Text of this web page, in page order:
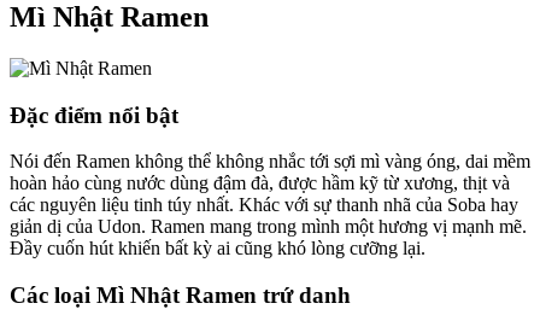
Mì Nhật Ramen
Đặc điểm nổi bật
Nói đến Ramen không thể không nhắc tới sợi mì vàng óng, dai mềm
hoàn hảo cùng nước dùng đậm đà, được hầm kỹ từ xương, thịt và
các nguyên liệu tinh túy nhất. Khác với sự thanh nhã của Soba hay
giản dị của Udon. Ramen mang trong mình một hương vị mạnh mẽ.
Đầy cuốn hút khiến bất kỳ ai cũng khó lòng cưỡng lại.
Các loại Mì Nhật Ramen trứ danh